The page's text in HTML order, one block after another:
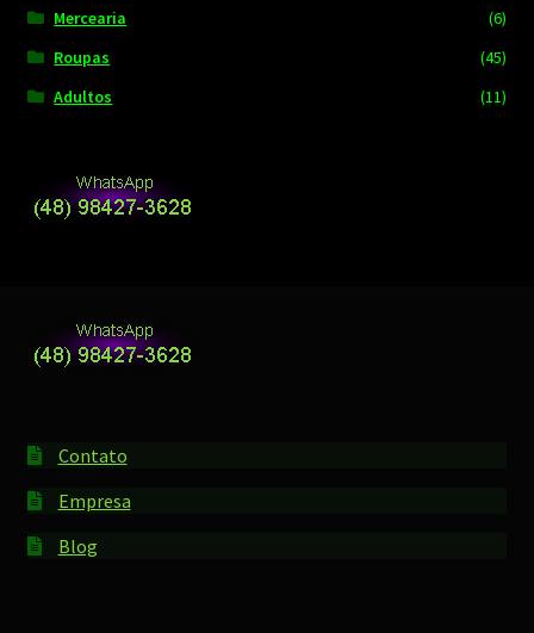
Mercearia
(6)
Roupas
(45)
Adultos
(11)
Contato
Empresa
Blog